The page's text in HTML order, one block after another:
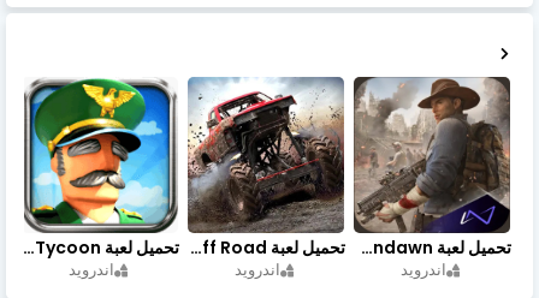
تحميل لعبة Undawn مهكرة للأندرويد أخر إصدار | تحميل مباشر + موارد غير محدودة
اندرويد
تحميل لعبة Trucks Off Road مهكرة اخر اصدار
اندرويد
تحميل لعبة Idle Military SCH Tycoon مهكرة آخر إصدار
اندرويد